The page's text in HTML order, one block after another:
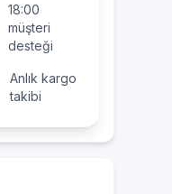
18:00
müşteri
desteği
Anlık kargo
takibi